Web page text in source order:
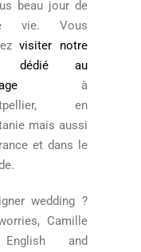
beau jour de
vie. Vous
visiter notre
dédié au
à
en
mais aussi
et dans le
wedding ?
Camille
and